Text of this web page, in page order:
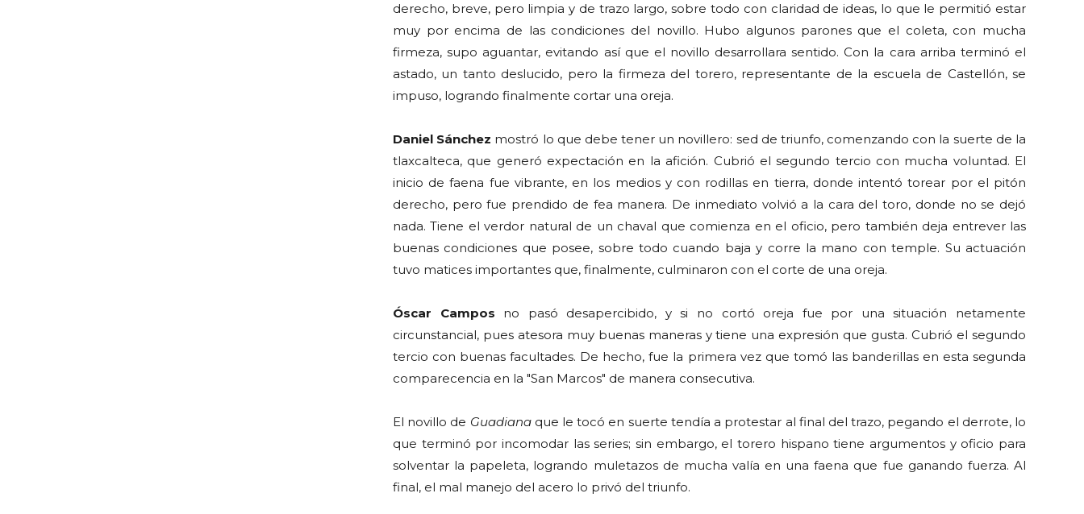
derecho, breve, pero limpia y de trazo largo, sobre todo con claridad de ideas, lo que le permitió estar
muy por encima de las condiciones del novillo. Hubo algunos parones que el coleta, con mucha
firmeza, supo aguantar, evitando así que el novillo desarrollara sentido. Con la cara arriba terminó el
astado, un tanto deslucido, pero la firmeza del torero, representante de la escuela de Castellón, se
impuso, logrando finalmente cortar una oreja.
Daniel Sánchez mostró lo que debe tener un novillero: sed de triunfo, comenzando con la suerte de la
tlaxcalteca, que generó expectación en la afición. Cubrió el segundo tercio con mucha voluntad. El
inicio de faena fue vibrante, en los medios y con rodillas en tierra, donde intentó torear por el pitón
derecho, pero fue prendido de fea manera. De inmediato volvió a la cara del toro, donde no se dejó
nada. Tiene el verdor natural de un chaval que comienza en el oficio, pero también deja entrever las
buenas condiciones que posee, sobre todo cuando baja y corre la mano con temple. Su actuación
tuvo matices importantes que, finalmente, culminaron con el corte de una oreja.
Óscar Campos no pasó desapercibido, y si no cortó oreja fue por una situación netamente
circunstancial, pues atesora muy buenas maneras y tiene una expresión que gusta. Cubrió el segundo
tercio con buenas facultades. De hecho, fue la primera vez que tomó las banderillas en esta segunda
comparecencia en la "San Marcos" de manera consecutiva.
El novillo de Guadianaque le tocó en suerte tendía a protestar al final del trazo, pegando el derrote, lo
que terminó por incomodar las series; sin embargo, el torero hispano tiene argumentos y oficio para
solventar la papeleta, logrando muletazos de mucha valía en una faena que fue ganando fuerza. Al
final, el mal manejo del acero lo privó del triunfo.